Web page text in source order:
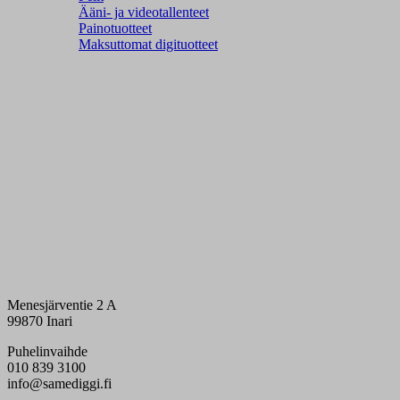
Ääni- ja videotallenteet
Painotuotteet
Maksuttomat digituotteet
Menesjärventie 2 A
99870 Inari
Puhelinvaihde
010 839 3100
info@samediggi.fi